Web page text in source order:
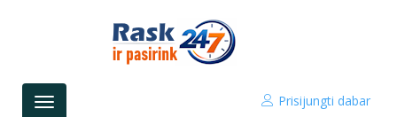
Perjungti
Prisijungti dabar